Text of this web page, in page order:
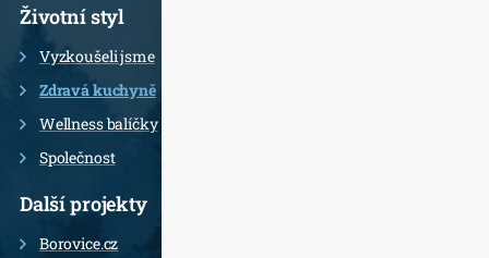
Životní styl
Vyzkoušeli jsme
Zdravá kuchyně
Wellness balíčky
Společnost
Další projekty
Borovice.cz